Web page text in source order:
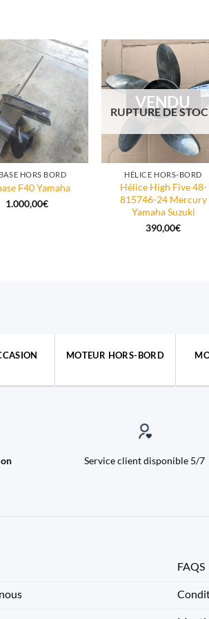
HORS BORD
F40 Yamaha
1.000,00€
VENDU
RUPTURE DE
HÉLICE HORS-BORD
Hélice High Five 48-
815746-24 Mercury
Yamaha Suzuki
390,00€
MOTEUR HORS-BORD
Service client disponible 5/7
FAQS